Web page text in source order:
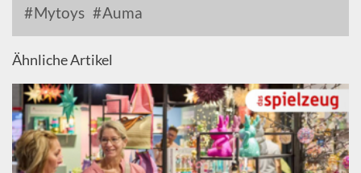
Mytoys
Auma
Ähnliche Artikel